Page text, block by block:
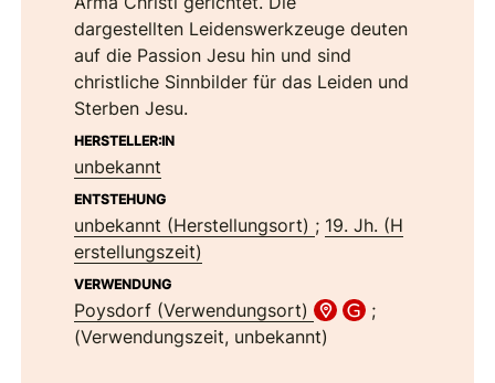
dargestellten Leidenswerkzeuge deuten
auf die Passion Jesu hin und sind
christliche Sinnbilder für das Leiden und
Sterben Jesu.
HERSTELLER:IN
unbekannt
ENTSTEHUNG
unbekannt (Herstellungsort) ; 19. Jh. (H
erstellungszeit)
VERWENDUNG
Poysdorf (Verwendungsort)
;
(Verwendungszeit, unbekannt)